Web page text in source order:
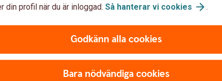
Blogg Strukturerade
din profil när du är inloggad. Så hanterar vi cookies .
Godkänn alla cookies
Bara nödvändiga cookies